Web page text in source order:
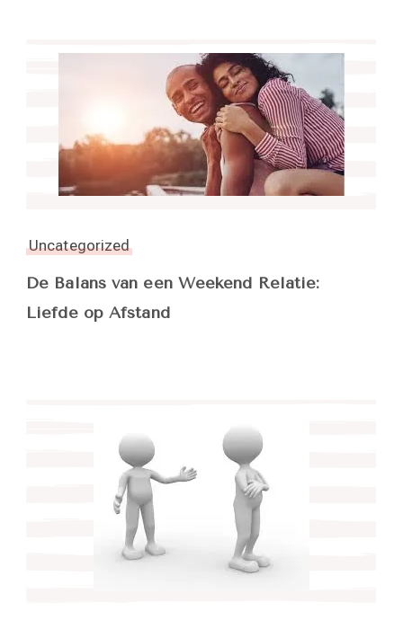
Uncategorized
De Balans van een Weekend Relatie:
Liefde op Afstand